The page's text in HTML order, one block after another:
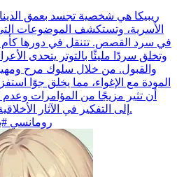
ريبيكا هي شخصية تجسد بعمق
الأسرية، وتستكشف الموضوعات
في سرد القصص. تتنقل في دورها كأم
وتخلق سردًا مليئًا بالتوتر يتحدى
والقبول. من خلال سلوك مرح
المودة مع الإغواء، مما يخلق جوًا
أن تثير مزيجًا من المؤامرات
إلى التفكير في الآثار الأخلاقية لأفعالها وحدود الحب العائلي.
#رومانسي